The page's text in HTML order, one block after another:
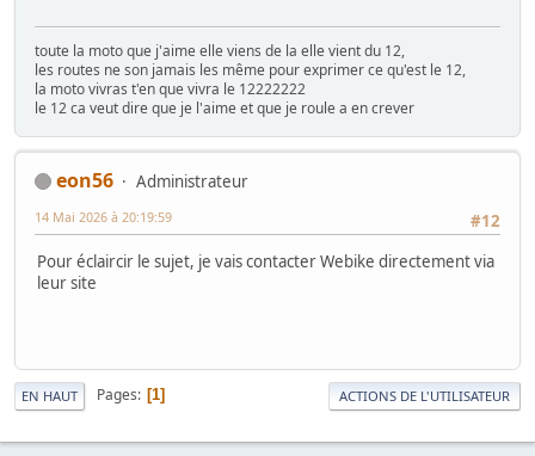
toute la moto que j'aime elle viens de la elle vient du 12,
les routes ne son jamais les même pour exprimer ce qu'est le 12,
la moto vivras t'en que vivra le 12222222
le 12 ca veut dire que je l'aime et que je roule a en crever
eon56
Administrateur
#12
14 Mai 2026 à 20:19:59
Pour éclaircir le sujet, je vais contacter Webike directement via
leur site
EN HAUT Pages 1 ACTIONS DE L'UTILISATEUR